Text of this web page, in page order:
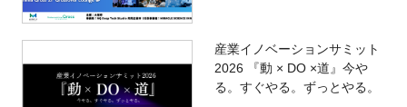
産業イノベーションサミット
2026 『動 × DO ×道』今や
る。すぐやる。ずっとやる。